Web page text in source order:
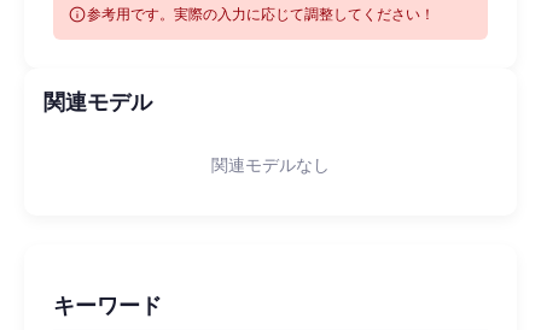
info参考用です。実際の入力に応じて調整してください！
関連モデル
関連モデルなし
キーワード